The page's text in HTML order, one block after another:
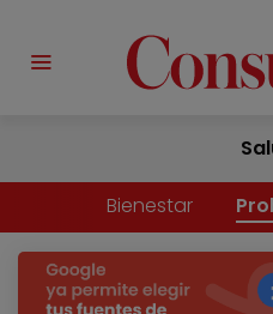
Bienestar